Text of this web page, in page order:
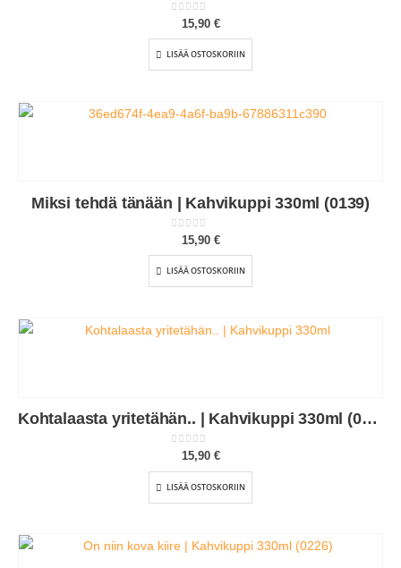
out of 5
15,90 €
LISÄÄ OSTOSKORIIN
Miksi tehdä tänään | Kahvikuppi 330ml (0139)
out of 5
15,90 €
LISÄÄ OSTOSKORIIN
Kohtalaasta yritetähän.. | Kahvikuppi 330ml (0132)
out of 5
15,90 €
LISÄÄ OSTOSKORIIN